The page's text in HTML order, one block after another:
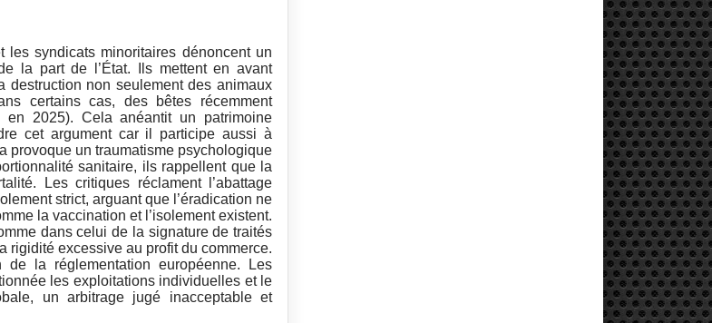
syndicats minoritaires dénoncent un
la part de l’État. Ils mettent en avant
destruction non seulement des animaux
certains cas, des bêtes récemment
2025). Cela anéantit un patrimoine
cet argument car il participe aussi à
provoque un traumatisme psychologique
sanitaire, ils rappellent que la
Les critiques réclament l’abattage
strict, arguant que l’éradication ne
la vaccination et l’isolement existent.
dans celui de la signature de traités
rigidité excessive au profit du commerce.
la réglementation européenne. Les
les exploitations individuelles et le
un arbitrage jugé inacceptable et